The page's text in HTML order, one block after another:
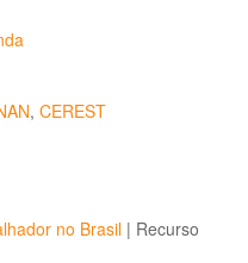
, CEREST
no Brasil | Recurso